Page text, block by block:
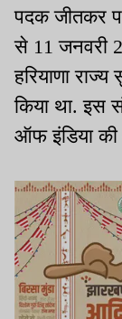
पदक जीतकर
से 11 जनवरी
हरियाणा
किया था. इस
ऑफ इंडिया की